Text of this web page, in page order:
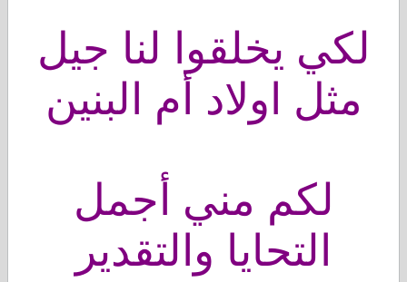
لكي يخلقوا لنا جيل
مثل اولاد أم البنين
لكم مني أجمل
التحايا والتقدير